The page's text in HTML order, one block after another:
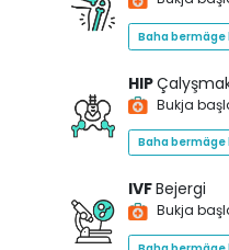
Baha bermäge
HIP
Bukja
Baha bermäge
IVFBejergi
Bukja